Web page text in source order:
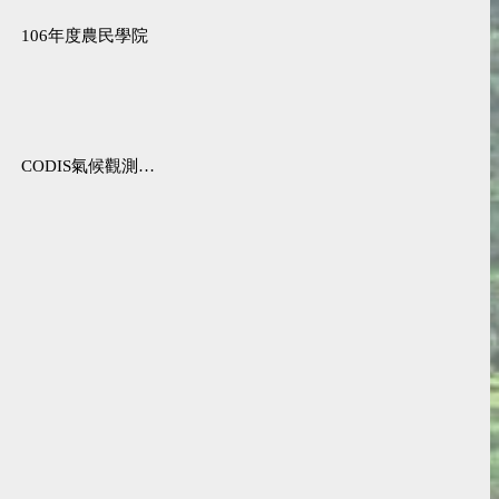
106年度農民學院
CODIS氣候觀測資料查詢服務